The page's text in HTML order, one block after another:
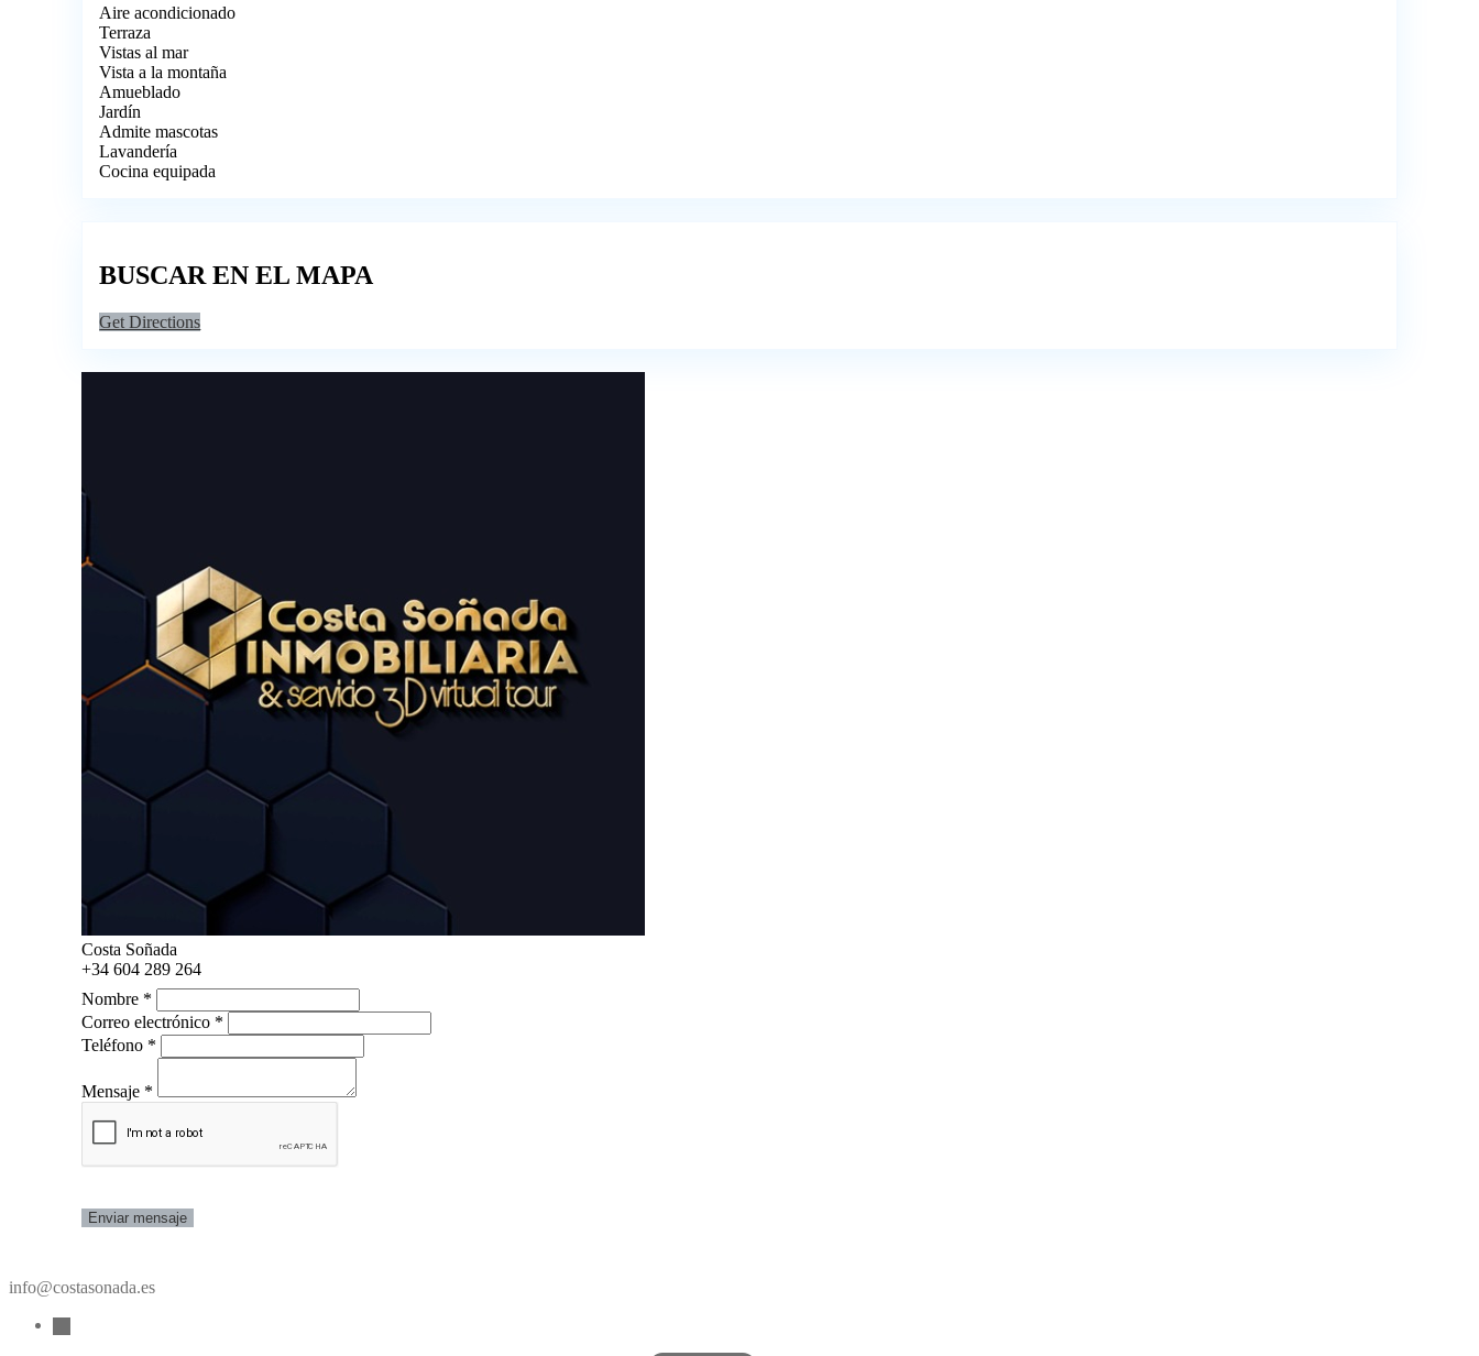
Aire acondicionado
Terraza
Vistas al mar
Vista a la montaña
Amueblado
Jardín
Admite mascotas
Lavandería
Cocina equipada
BUSCAR EN EL MAPA
Get Directions
Costa Soñada
+34 604 289 264
Nombre *
Correo electrónico *
Teléfono *
Mensaje *
Enviar mensaje
info@costasonada.es
email-